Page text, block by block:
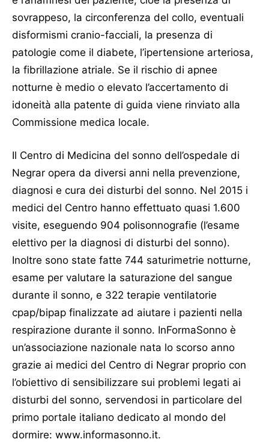
sovrappeso, la circonferenza del collo, eventuali
disformismi cranio-facciali, la presenza di
patologie come il diabete, l’ipertensione arteriosa,
la fibrillazione atriale. Se il rischio di apnee
notturne è medio o elevato l’accertamento di
idoneità alla patente di guida viene rinviato alla
Commissione medica locale.
Il Centro di Medicina del sonno dell’ospedale di
Negrar opera da diversi anni nella prevenzione,
diagnosi e cura dei disturbi del sonno. Nel 2015 i
medici del Centro hanno effettuato quasi 1.600
visite, eseguendo 904 polisonnografie (l’esame
elettivo per la diagnosi di disturbi del sonno).
Inoltre sono state fatte 744 saturimetrie notturne,
esame per valutare la saturazione del sangue
durante il sonno, e 322 terapie ventilatorie
cpap/bipap finalizzate ad aiutare i pazienti nella
respirazione durante il sonno. InFormaSonno è
un’associazione nazionale nata lo scorso anno
grazie ai medici del Centro di Negrar proprio con
l’obiettivo di sensibilizzare sui problemi legati ai
disturbi del sonno, servendosi in particolare del
primo portale italiano dedicato al mondo del
dormire: www.informasonno.it.